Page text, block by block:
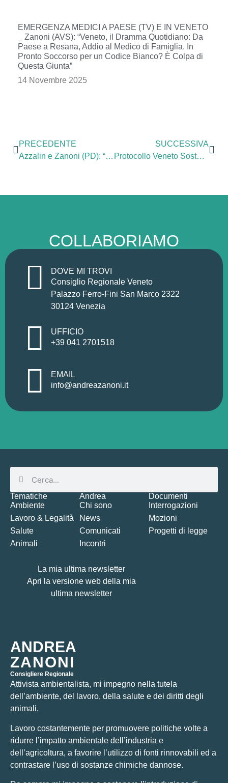
EMERGENZA MEDICI A PAESE (TV) E IN VENETO
_ Zanoni (AVS): “Veneto, il Dramma Quotidiano: Da
Paese a Resana, Addio al Medico di Famiglia. In
Pronto Soccorso per un Codice Bianco? È Colpa di
Questa Giunta”
14 Novembre 2025
PRECEDENTE
Azzalin e Zanoni (PD): “Parchi, da Zaia un’altra occupazione delle poltrone. Le nomine confermano cosa intende la Regione per rappresentanza del territorio”
SUCCESSIVA
Protocollo Veneto Sostenibile, annullata la firma in programma lunedì 28. Zanoni, Fracasso e Sinigaglia (PD): “Giusta retromarcia, prima deve essere approvato il Defr”
COLLABORIAMO
DOVE MI TROVI
Consiglio Regionale Veneto
Palazzo Ferro-Fini San Marco 2322
30124 Venezia
UFFICIO
+39 041 2701518
EMAIL
info@andreazanoni.it
ANDREA
ZANONI
Consigliere Regionale
Attivista ambientalista, mi impegno nella tutela
dell’ambiente, del lavoro, della salute e dei diritti degli
animali.
Lavoro costantemente per promuovere politiche volte a
ridurre l’impatto ambientale dell’industria e
dell’agricoltura, a favorire l’utilizzo di fonti rinnovabili ed a
contrastare l’uso di sostanze chimiche dannose.
Tematiche
Ambiente
Lavoro & Legalità
Salute
Animali
Andrea
Chi sono
News
Comunicati
Incontri
Documenti
Interrogazioni
Mozioni
Progetti di legge
La mia ultima newsletter
Apri la versione web della mia
ultima newsletter